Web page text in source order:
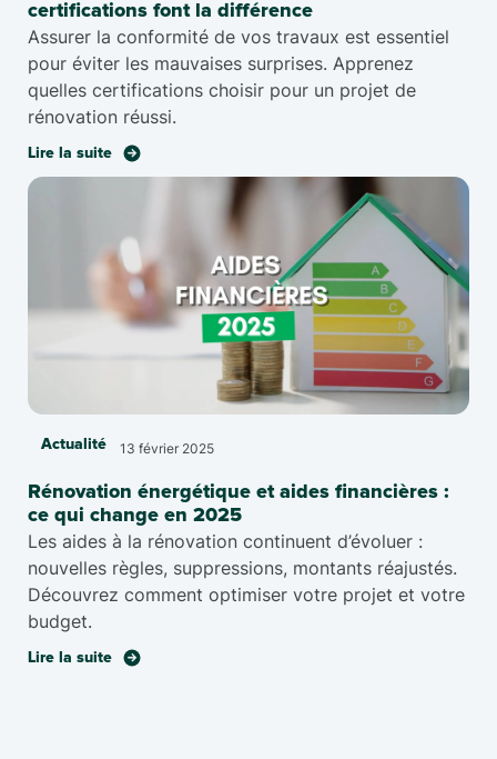
certifications font la différence
Assurer la conformité de vos travaux est essentiel
pour éviter les mauvaises surprises. Apprenez
quelles certifications choisir pour un projet de
rénovation réussi.
Lire la suite
Actualité 13 février 2025
Rénovation énergétique et aides financières :
ce qui change en 2025
Les aides à la rénovation continuent d’évoluer :
nouvelles règles, suppressions, montants réajustés.
Découvrez comment optimiser votre projet et votre
budget.
Lire la suite